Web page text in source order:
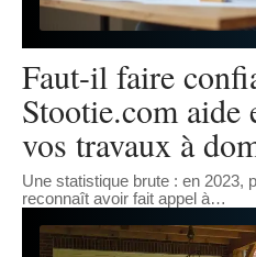
Faut-il faire
Stootie.com aide
vos travaux à
Une statistique brute : en 2023,
reconnaît avoir fait appel à…